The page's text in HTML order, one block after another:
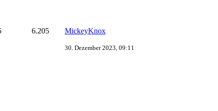
6.205 MickeyKnox
30. Dezember 2023, 09:11